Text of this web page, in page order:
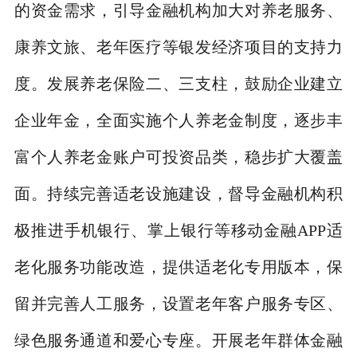
的资金需求，引导金融机构加大对养老服务、
康养文旅、老年医疗等银发经济项目的支持力
度。发展养老保险二、三支柱，鼓励企业建立
企业年金，全面实施个人养老金制度，逐步丰
富个人养老金账户可投资品类，稳步扩大覆盖
面。持续完善适老设施建设，督导金融机构积
极推进手机银行、掌上银行等移动金融APP适
老化服务功能改造，提供适老化专用版本，保
留并完善人工服务，设置老年客户服务专区、
绿色服务通道和爱心专座。开展老年群体金融